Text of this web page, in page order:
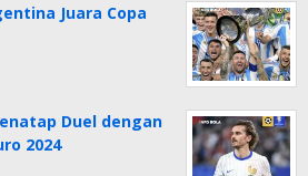
Juara Copa
Duel dengan
2024